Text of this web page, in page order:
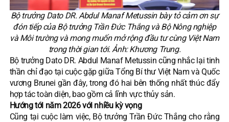
Bộ trưởng Dato DR. Abdul Manaf Metussin bày tỏ cảm ơn sự
đón tiếp của Bộ trưởng Trần Đức Thắng và Bộ Nông nghiệp
và Môi trường và mong muốn mở rộng đầu tư cùng Việt Nam
trong thời gian tới. Ảnh: Khương Trung.
Bộ trưởng Dato DR. Abdul Manaf Metussin cũng nhắc lại tinh
thần chỉ đạo tại cuộc gặp giữa Tổng Bí thư Việt Nam và Quốc
vương Brunei gần đây, trong đó hai bên thống nhất thúc đẩy
hợp tác toàn diện, bao gồm cả lĩnh vực thủy sản.
Hướng tới năm 2026 với nhiều kỳ vọng
Cũng tại cuộc làm việc, Bộ trưởng Trần Đức Thắng cho rằng